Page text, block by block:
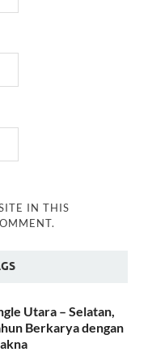
IN THIS
Utara – Selatan,
Berkarya dengan